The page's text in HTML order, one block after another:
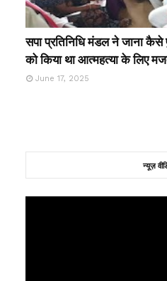
सपा प्रतिनिधि मंडल ने जाना कैसे
को किया था आत्महत्या के लिए
June 17, 2025
न्यूज़